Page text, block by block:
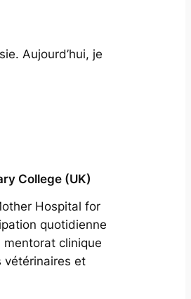
Aujourd’hui, je
College (UK)
Hospital for
quotidienne
clinique
vétérinaires et